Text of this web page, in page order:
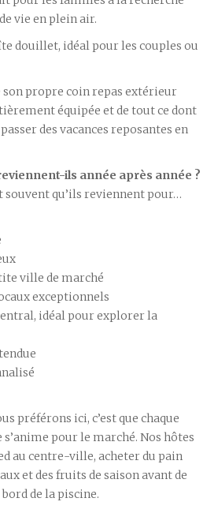
vie en plein air.
douillet, idéal pour les couples ou
son propre coin repas extérieur
équipée et de tout ce dont
des vacances reposantes en
ils année après année ?
souvent qu’ils reviennent pour…
ville de marché
exceptionnels
idéal pour explorer la
préférons ici, c’est que chaque
pour le marché. Nos hôtes
au centre-ville, acheter du pain
et des fruits de saison avant de
de la piscine.